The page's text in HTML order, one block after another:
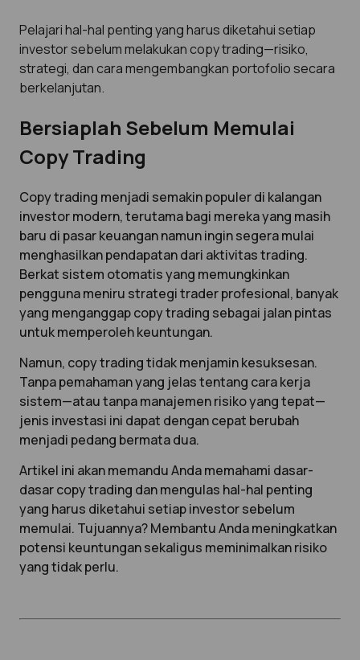
Pelajari hal-hal penting yang harus diketahui setiap
investor sebelum melakukan copy trading—risiko,
strategi, dan cara mengembangkan portofolio secara
berkelanjutan.
Bersiaplah Sebelum Memulai
Copy Trading
Copy trading menjadi semakin populer di kalangan
investor modern, terutama bagi mereka yang masih
baru di pasar keuangan namun ingin segera mulai
menghasilkan pendapatan dari aktivitas trading.
Berkat sistem otomatis yang memungkinkan
pengguna meniru strategi trader profesional, banyak
yang menganggap copy trading sebagai jalan pintas
untuk memperoleh keuntungan.
Namun, copy trading tidak menjamin kesuksesan.
Tanpa pemahaman yang jelas tentang cara kerja
sistem—atau tanpa manajemen risiko yang tepat—
jenis investasi ini dapat dengan cepat berubah
menjadi pedang bermata dua.
Artikel ini akan memandu Anda memahami dasar-
dasar copy trading dan mengulas hal-hal penting
yang harus diketahui setiap investor sebelum
memulai. Tujuannya? Membantu Anda meningkatkan
potensi keuntungan sekaligus meminimalkan risiko
yang tidak perlu.